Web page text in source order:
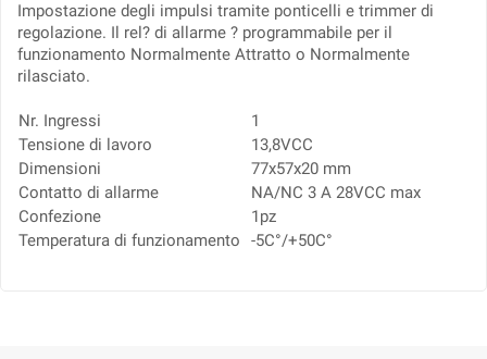
Impostazione degli impulsi tramite ponticelli e trimmer di
regolazione. Il rel? di allarme ? programmabile per il
funzionamento Normalmente Attratto o Normalmente
rilasciato.
Nr. Ingressi
1
Tensione di lavoro
13,8VCC
Dimensioni
77x57x20 mm
Contatto di allarme
NA/NC 3 A 28VCC max
Confezione
1pz
Temperatura di funzionamento
-5C°/+50C°